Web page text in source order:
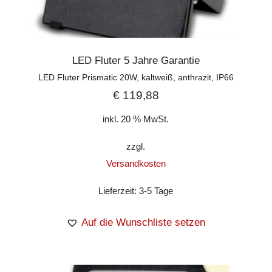
LED Fluter 5 Jahre Garantie
LED Fluter Prismatic 20W, kaltweiß, anthrazit, IP66
€119,88
inkl. 20 % MwSt.
zzgl.
Versandkosten
Lieferzeit:3-5 Tage
Auf die Wunschliste setzen